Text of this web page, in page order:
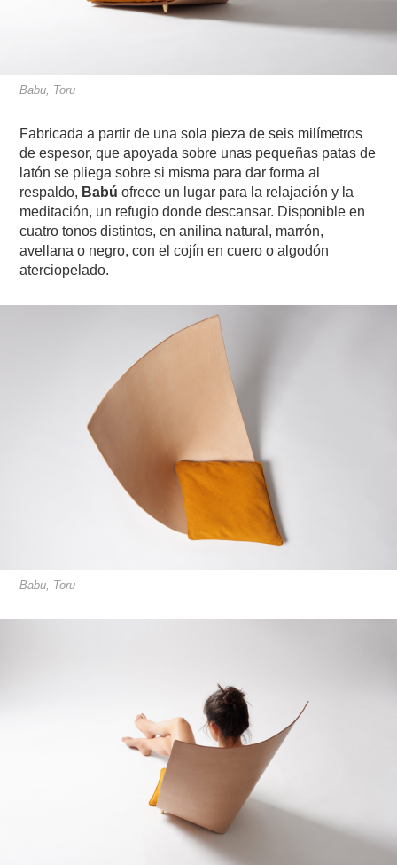
Babu, Toru
Fabricada a partir de una sola pieza de seis milímetros
de espesor, que apoyada sobre unas pequeñas patas de
latón se pliega sobre si misma para dar forma al
respaldo, Babú ofrece un lugar para la relajación y la
meditación, un refugio donde descansar. Disponible en
cuatro tonos distintos, en anilina natural, marrón,
avellana o negro, con el cojín en cuero o algodón
aterciopelado.
Babu, Toru